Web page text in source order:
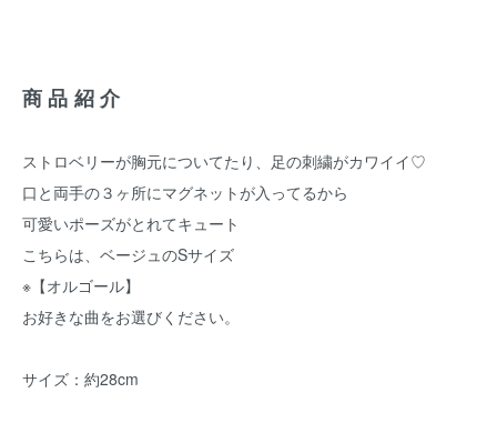
商品紹介
ストロベリーが胸元についてたり、足の刺繍がカワイイ♡
口と両手の３ヶ所にマグネットが入ってるから
可愛いポーズがとれてキュート
こちらは、ベージュのSサイズ
※【オルゴール】
お好きな曲をお選びください。
サイズ：約28cm